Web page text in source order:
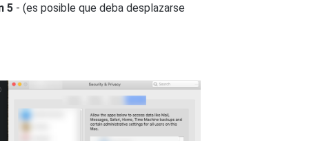
5 - (es posible que deba desplazarse